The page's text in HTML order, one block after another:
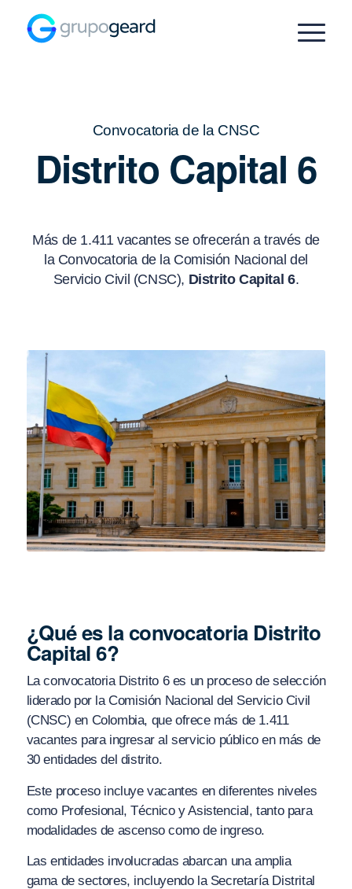
Convocatoria de la CNSC
Distrito Capital 6
Más de 1.411vacantes se ofrecerán a través de
la Convocatoria de la Comisión Nacional del
Servicio Civil (CNSC), Distrito Capital 6.
¿Qué es la convocatoria Distrito
Capital 6?
La convocatoria Distrito 6 es un proceso de selección
liderado por la Comisión Nacional del Servicio Civil
(CNSC) en Colombia, que ofrece más de 1.411
vacantes para ingresar al servicio público en más de
30 entidades del distrito.
Este proceso incluye vacantes en diferentes niveles
como Profesional, Técnico y Asistencial, tanto para
modalidades de ascenso como de ingreso.
Las entidades involucradas abarcan una amplia
gama de sectores, incluyendo la Secretaría Distrital